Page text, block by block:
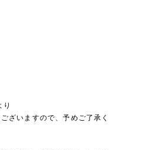
り
ざいますので、予めご了承く